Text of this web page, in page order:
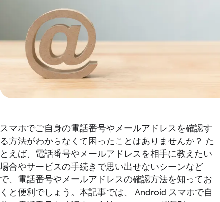
スマホでご自身の電話番号やメールアドレスを確認す
る方法がわからなくて困ったことはありませんか？ た
とえば、電話番号やメールアドレスを相手に教えたい
場合やサービスの手続きで思い出せないシーンなど
で、電話番号やメールアドレスの確認方法を知ってお
くと便利でしょう。本記事では、 Android スマホで自